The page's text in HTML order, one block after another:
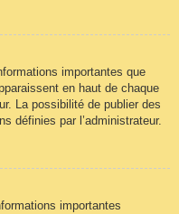
importantes que
en haut de chaque
La possibilité de publier des
définies par l’administrateur.
importantes